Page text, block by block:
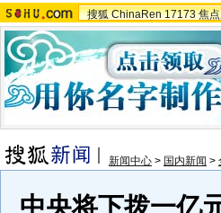
搜狐 ChinaRen 17173 焦
新闻中心 > 国内新闻 >
中央将下拨一亿